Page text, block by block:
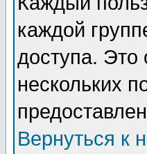
каждой
доступа. Это
нескольких
Вернуться к